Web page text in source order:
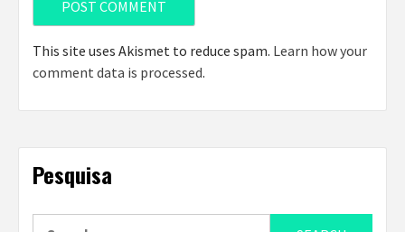
This site uses Akismet to reduce spam. Learn how your
comment data is processed.
Pesquisa